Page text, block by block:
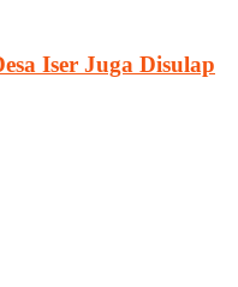
Iser Juga Disulap